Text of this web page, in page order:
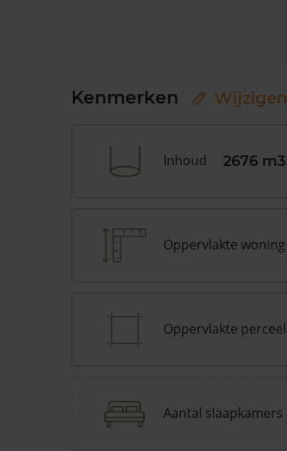
Kenmerken Wijzigen
Inhoud 2676 m3
Oppervlakte woning
Oppervlakte perceel
Aantal slaapkamers